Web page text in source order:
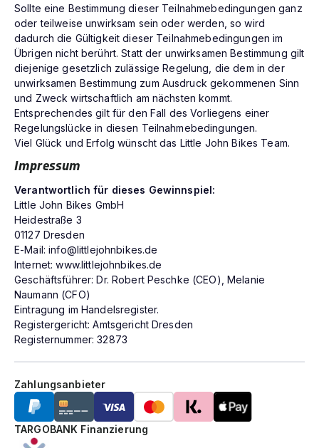
Sollte eine Bestimmung dieser Teilnahmebedingungen ganz
oder teilweise unwirksam sein oder werden, so wird
dadurch die Gültigkeit dieser Teilnahmebedingungen im
Übrigen nicht berührt. Statt der unwirksamen Bestimmung gilt
diejenige gesetzlich zulässige Regelung, die dem in der
unwirksamen Bestimmung zum Ausdruck gekommenen Sinn
und Zweck wirtschaftlich am nächsten kommt.
Entsprechendes gilt für den Fall des Vorliegens einer
Regelungslücke in diesen Teilnahmebedingungen.
Viel Glück und Erfolg wünscht das Little John Bikes Team.
Impressum
Verantwortlich für dieses Gewinnspiel:
Little John Bikes GmbH
Heidestraße 3
01127 Dresden
E-Mail:info@littlejohnbikes.de
Internet: www.littlejohnbikes.de
Geschäftsführer: Dr. Robert Peschke (CEO), Melanie
Naumann (CFO)
Eintragung im Handelsregister.
Registergericht: Amtsgericht Dresden
Registernummer: 32873
TARGOBANK Finanzierung
Zahlungsanbieter